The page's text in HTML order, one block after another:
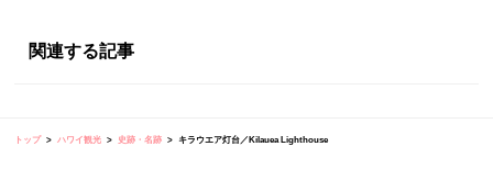
関連する記事
トップ ハワイ観光 史跡・名跡 キラウエア灯台／Kilauea Lighthouse